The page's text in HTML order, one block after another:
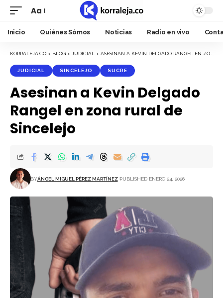
Font
Resizer
Aa
Inicio Quiénes Sómos Noticias Radio en vivo
KORRALEJA.CO > BLOG > JUDICIAL > ASESINAN A KEVIN DELGADO RANGEL EN ZONA RURAL DE SINCELEJO
JUDICIAL SINCELEJO SUCRE
Asesinan a Kevin Delgado
Rangel en zona rural de
Sincelejo
BYÁNGEL MIGUEL PÉREZ MARTÍNEZ PUBLISHED ENERO 24, 2026